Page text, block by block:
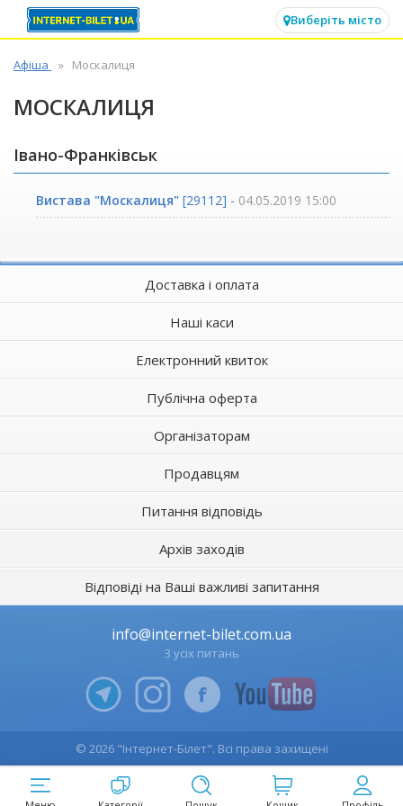
Виберіть місто
Афіша Москалиця
МОСКАЛИЦЯ
Івано-Франківськ
Вистава "Москалиця" [29112] - 04.05.2019 15:00
Доставка і оплата
Наші каси
Електронний квиток
Публічна оферта
Організаторам
Продавцям
Питання відповідь
Архів заходів
Відповіді на Ваші важливі запитання
info@internet-bilet.com.ua
З усіх питань
© 2026 "Інтернет-Білет". Всі права захищені